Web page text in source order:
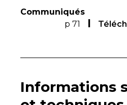
Communiqués
p 71
Informations